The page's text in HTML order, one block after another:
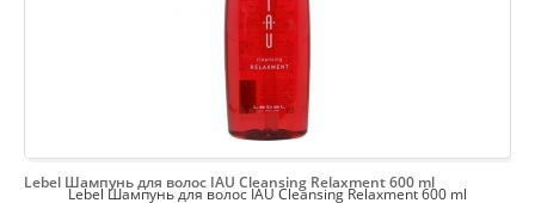
Lebel Шампунь для волос IAU Cleansing Relaxment 600 ml
Lebel Шампунь для волос IAU Cleansing Relaxment 600 ml